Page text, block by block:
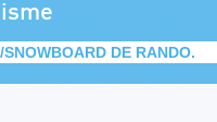
SNOWBOARD DE RANDO.